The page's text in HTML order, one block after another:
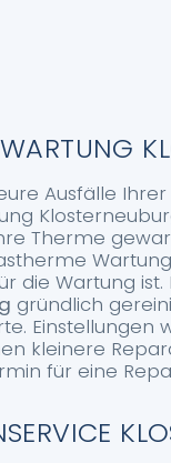
Ausfälle
Therme
die Wartung
gründlich
kleinere
für eine